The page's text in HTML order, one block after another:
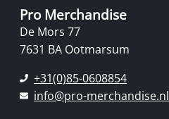
Pro Merchandise
De Mors 77
7631 BA Ootmarsum
+31(0)85-0608854
info@pro-merchandise.nl